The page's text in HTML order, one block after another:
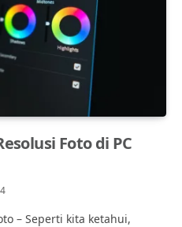
Foto di PC
– Seperti kita ketahui,